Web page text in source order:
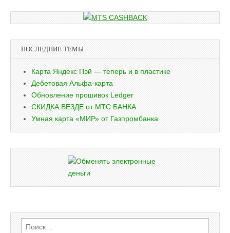
ПОСЛЕДНИЕ ТЕМЫ
Карта Яндекс Пэй — теперь и в пластике
Дебетовая Альфа-карта
Обновление прошивок Ledger
СКИДКА ВЕЗДЕ от МТС БАНКА
Умная карта «МИР» от Газпромбанка
Найти: